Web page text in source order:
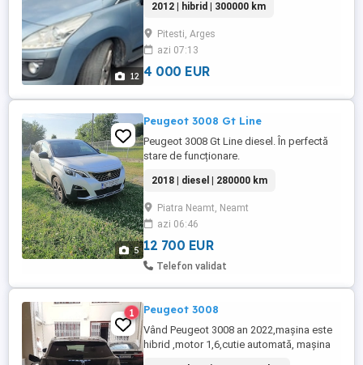
12
4%. -taxa primarie 10 ron an -recent adusa
din Franta -200 CP (163+37) -tractiune 4x4.
-cutie viteze automata -senzori parcare
fata si spate -lumini zi led -4 geamuri
electrice -sistem asistenta ...
2012 | hibrid | 300000 km
Pitesti, Arges
azi 07:13
4 000 EUR
5
Peugeot 3008 Gt Line
Peugeot 3008 Gt Line diesel. În perfectă
stare de funcționare.
2018 | diesel | 280000 km
Piatra Neamt, Neamt
azi 06:46
12 700 EUR
Telefon validat
1 Peugeot 3008
Vând Peugeot 3008 an 2022,maşina este
hibrid ,motor 1,6,cutie automată, maşina